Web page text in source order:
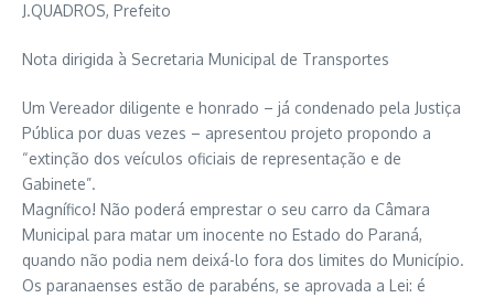
J.QUADROS, Prefeito
Nota dirigida à Secretaria Municipal de Transportes
Um Vereador diligente e honrado – já condenado pela Justiça
Pública por duas vezes – apresentou projeto propondo a
“extinção dos veículos oficiais de representação e de
Gabinete”.
Magnífico! Não poderá emprestar o seu carro da Câmara
Municipal para matar um inocente no Estado do Paraná,
quando não podia nem deixá-lo fora dos limites do Município.
Os paranaenses estão de parabéns, se aprovada a Lei: é